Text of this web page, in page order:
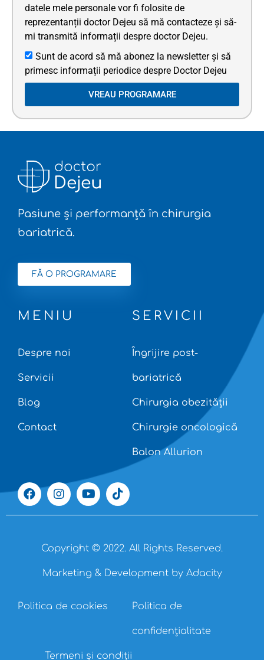
datele mele personale vor fi folosite de
reprezentanții doctor Dejeu să mă contacteze și să-
mi transmită informații despre doctor Dejeu.
Sunt de acord să mă abonez la newsletter și să
primesc informații periodice despre Doctor Dejeu
VREAU PROGRAMARE
Pasiune și performanță în chirurgia
bariatrică.
FĂ O PROGRAMARE
MENIU
Despre noi
Servicii
Blog
Contact
SERVICII
Îngrijire post-
bariatrică
Chirurgia obezității
Chirurgie oncologică
Balon Allurion
Copyright © 2022. All Rights Reserved.
Marketing & Development by Adacity
Politica de cookies Politica de
confidențialitate
Termeni și condiții